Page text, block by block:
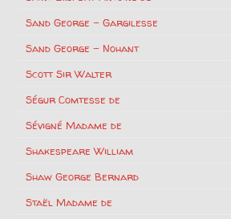
Sand George – Gargilesse
Sand George – Nohant
Scott Sir Walter
Ségur Comtesse de
Sévigné Madame de
Shakespeare William
Shaw George Bernard
Staël Madame de